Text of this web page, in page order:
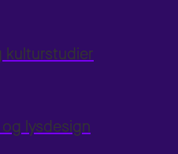
kulturstudier
lysdesign